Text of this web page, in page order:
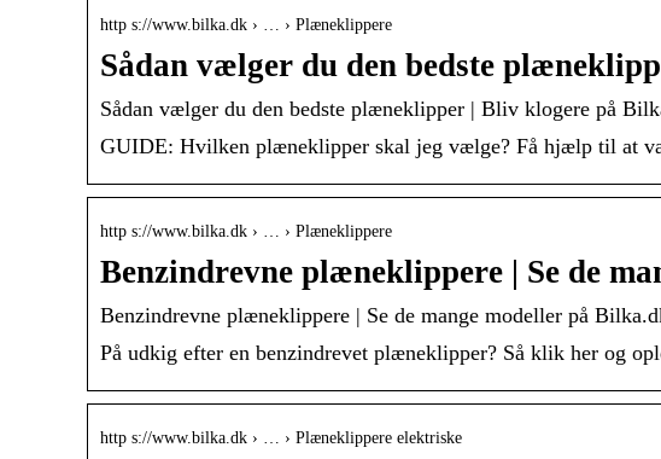
http s://www.bilka.dk › … › Plæneklippere
Sådan vælger du den bedste
Sådan vælger du den bedste plæneklipper | Bliv klogere på
GUIDE: Hvilken plæneklipper skal jeg vælge? Få hjælp til at
http s://www.bilka.dk › … › Plæneklippere
Benzindrevne plæneklippere | Se de
Benzindrevne plæneklippere | Se de mange modeller på
På udkig efter en benzindrevet plæneklipper? Så klik her og
http s://www.bilka.dk › … › Plæneklippere elektriske